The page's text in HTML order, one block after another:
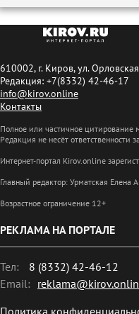
610002, г. Киров, ул.
Редакция: +7(8332) 42-46-17
info@kirov.online
Контакты
Полное или частичное цитирование
Редакция не несёт ответственности
Интернет-портал Kirov.online
Главный редактор: Урматская Елена
Возрастное ограничение 12+
РЕКЛАМА НА ПОРТАЛЕ
Тел:
8 (8332) 42-46-12
Email:
Политика